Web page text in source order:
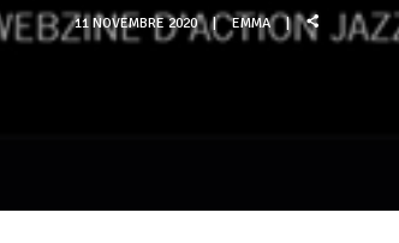
11 NOVEMBRE 2020 EMMA